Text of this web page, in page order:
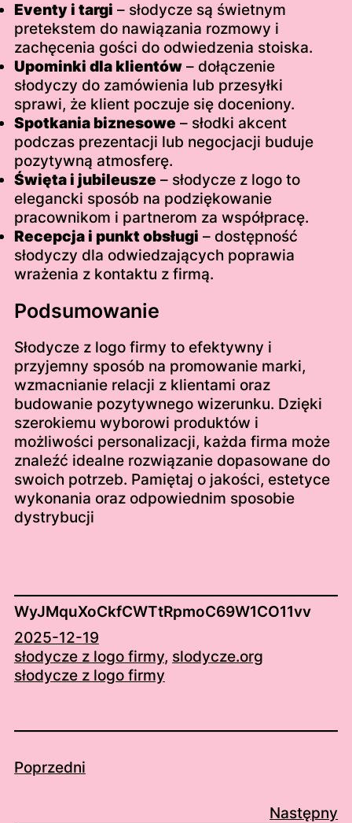
Eventy i targi – słodycze są świetnym
pretekstem do nawiązania rozmowy i
zachęcenia gości do odwiedzenia stoiska.
Upominki dla klientów– dołączenie
słodyczy do zamówienia lub przesyłki
sprawi, że klient poczuje się doceniony.
Spotkania biznesowe – słodki akcent
podczas prezentacji lub negocjacji buduje
pozytywną atmosferę.
Święta i jubileusze – słodycze z logo to
elegancki sposób na podziękowanie
pracownikom i partnerom za współpracę.
Recepcja i punkt obsługi – dostępność
słodyczy dla odwiedzających poprawia
wrażenia z kontaktu z firmą.
Podsumowanie
Słodycze z logo firmy to efektywny i
przyjemny sposób na promowanie marki,
wzmacnianie relacji z klientami oraz
budowanie pozytywnego wizerunku. Dzięki
szerokiemu wyborowi produktów i
możliwości personalizacji, każda firma może
znaleźć idealne rozwiązanie dopasowane do
swoich potrzeb. Pamiętaj o jakości, estetyce
wykonania oraz odpowiednim sposobie
dystrybucji
WyJMquXoCkfCWTtRpmoC69W1CO11vv
2025-12-19
słodycze z logo firmy, slodycze.org
słodycze z logo firmy
Poprzedni
Następny